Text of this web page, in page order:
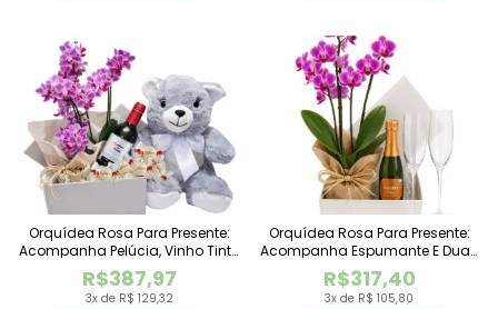
3x de R$ 129,32
R$387,97
Orquídea Rosa Para Presente:
Acompanha Pelúcia, Vinho Tinto
Importado E Chocolate
Raffaello
3x de R$ 105,80
R$317,40
Orquídea Rosa Para Presente:
Acompanha Espumante E Duas
Taças